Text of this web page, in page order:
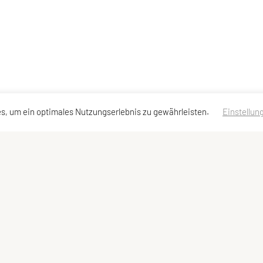
um ein optimales Nutzungserlebnis zu gewährleisten.